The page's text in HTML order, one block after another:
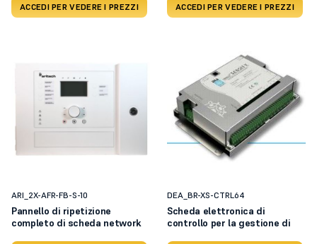
ACCEDI PER VEDERE I PREZZI ACCEDI PER VEDERE I PREZZI
ARI_2X-AFR-FB-S-10
Pannello di ripetizione
completo di scheda network
DEA_BR-XS-CTRL64
Scheda elettronica di
controllo per la gestione di